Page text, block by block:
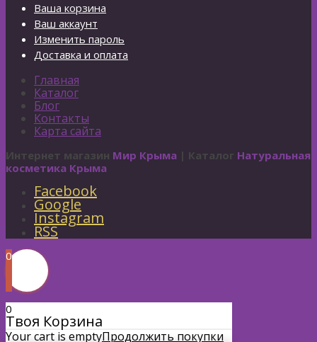
Ваша корзина
Ваш аккаунт
Изменить пароль
Доставка и оплата
Главная
Каталог
Блог
Контакты
Карта сайта
Интернет магазин Мир Крыма | Каталог Натуральная
косметика Крыма
Facebook
Google
Instagram
RSS
0
0
Твоя Корзина
Your cart is emptyПродолжить покупки